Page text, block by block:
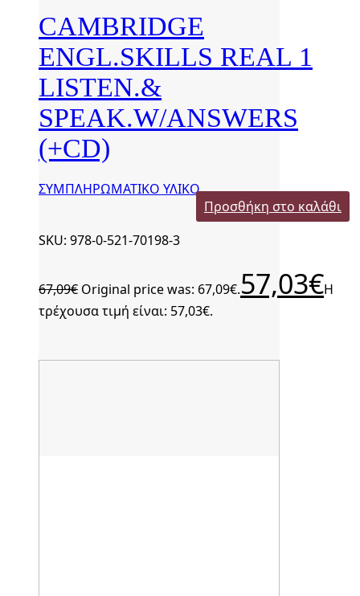
CAMBRIDGE
ENGL.SKILLS REAL 1
LISTEN.&
SPEAK.W/ANSWERS
(+CD)
ΣΥΜΠΛΗΡΩΜΑΤΙΚΟ ΥΛΙΚΟ
Προσθήκη στο καλάθι
SKU: 978-0-521-70198-3
67,09€ Original price was: 67,09€.57,03€Η
τρέχουσα τιμή είναι: 57,03€.